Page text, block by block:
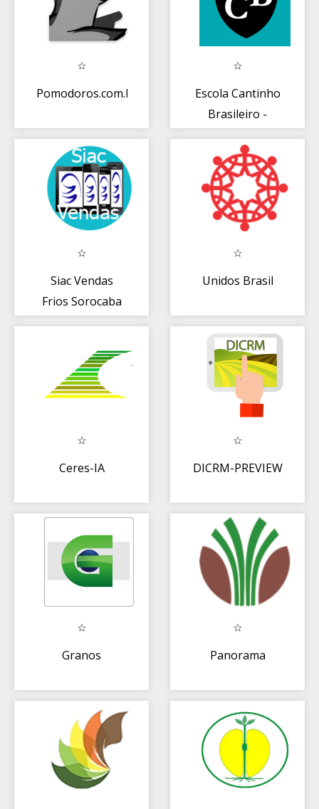
Pomodoros.com.br
Escola Cantinho
Brasileiro -
Siac Vendas
Frios Sorocaba
Unidos Brasil
Ceres-IA DICRM-PREVIEW
Granos Panorama